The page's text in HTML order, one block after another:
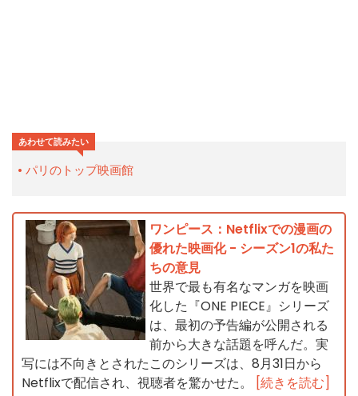
あわせて読みたい
パリのトップ映画館
ワンピース：Netflixでの漫画の
優れた映画化 - シーズン1の私た
ちの意見
世界で最も有名なマンガを映画
化した『ONE PIECE』シリーズ
は、最初の予告編が公開される
前から大きな話題を呼んだ。実
写には不向きとされたこのシリーズは、8月31日から
Netflixで配信され、視聴者を驚かせた。
[続きを読む]